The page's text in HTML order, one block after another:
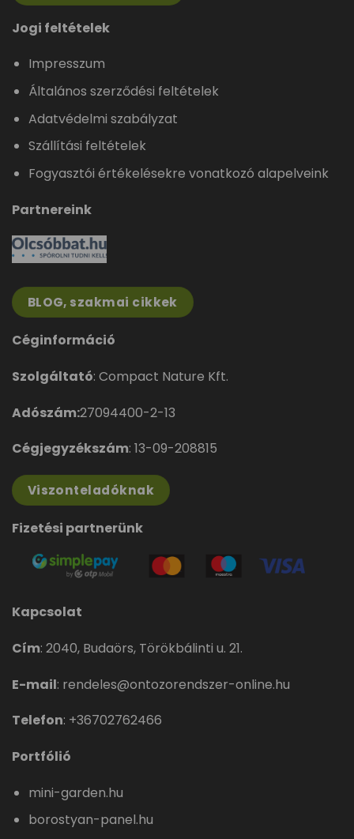
Jogi feltételek
Impresszum
Általános szerződési feltételek
Adatvédelmi szabályzat
Szállítási feltételek
Fogyasztói értékelésekre vonatkozó alapelveink
Partnereink
BLOG, szakmai cikkek
Céginformáció
Szolgáltató: Compact Nature Kft.
Adószám:27094400-2-13
Cégjegyzékszám: 13-09-208815
Viszonteladóknak
Fizetési partnerünk
Kapcsolat
Cím: 2040, Budaörs, Törökbálinti u. 21.
E-mail: rendeles@ontozorendszer-online.hu
Telefon: +36702762466
Portfólió
mini-garden.hu
borostyan-panel.hu